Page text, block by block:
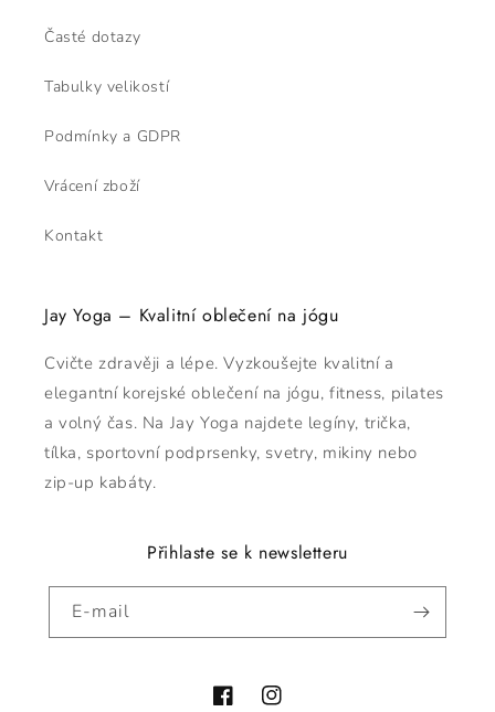
Časté dotazy
Tabulky velikostí
Podmínky a GDPR
Vrácení zboží
Kontakt
Jay Yoga – Kvalitní oblečení na jógu
Cvičte zdravěji a lépe. Vyzkoušejte kvalitní a
elegantní korejské oblečení na jógu, fitness, pilates
a volný čas. Na Jay Yoga najdete legíny, trička,
tílka, sportovní podprsenky, svetry, mikiny nebo
zip-up kabáty.
Přihlaste se k newsletteru
E-mail
FacebookInstagram